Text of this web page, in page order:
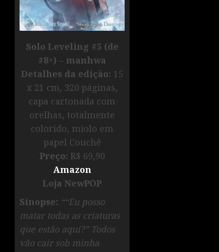
Solo Leveling #5 (de
#8+) – manhwa
Detalhes da edição: 15
x 21 cm, 320 páginas,
capa cartonada com
orelhas, totalmente
colorido, miolo em
papel Couchê
Preço: R$ 69,90
Amazon
Loja NewPOP
Sinopse: ““Eu posso
matar todas as criaturas
que estão aqui?” Todos
vão cair sob minha